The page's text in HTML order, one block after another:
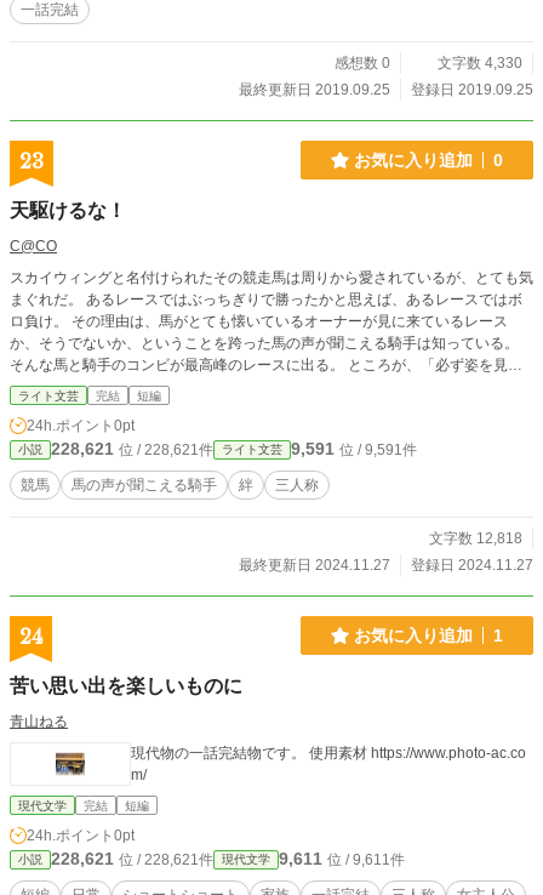
一話完結
感想数 0
文字数 4,330
最終更新日 2019.09.25
登録日 2019.09.25
23 お気に入り追加 0
天駆けるな！
C@CO
スカイウィングと名付けられたその競走馬は周りから愛されているが、とても気
まぐれだ。 あるレースではぶっちぎりで勝ったかと思えば、あるレースではボ
ロ負け。 その理由は、馬がとても懐いているオーナーが見に来ているレース
か、そうでないか、ということを跨った馬の声が聞こえる騎手は知っている。
そんな馬と騎手のコンビが最高峰のレースに出る。 ところが、「必ず姿を見せ
る」と言っていたオーナーは姿を現さなかった。 騎手は「今日はボロ負けだ
な」と思っていたが、馬はこれまでとは違う様子を見せる。 ゴールまでラスト5
00m。そこで見えた景色が彼らの運命を決める。 ＊ カクヨムと小説家になろ
うにも投稿しています。
ライト文芸 完結 短編
24h.ポイント 0pt
小説 228,621 位 / 228,621件 ライト文芸 9,591 位 / 9,591件
競馬 馬の声が聞こえる騎手 絆 三人称
文字数 12,818
最終更新日 2024.11.27
登録日 2024.11.27
24 お気に入り追加 1
苦い思い出を楽しいものに
青山ねる
現代物の一話完結物です。 使用素材 https://www.photo-ac.co
m/
現代文学 完結 短編
24h.ポイント 0pt
小説 228,621 位 / 228,621件 現代文学 9,611 位 / 9,611件